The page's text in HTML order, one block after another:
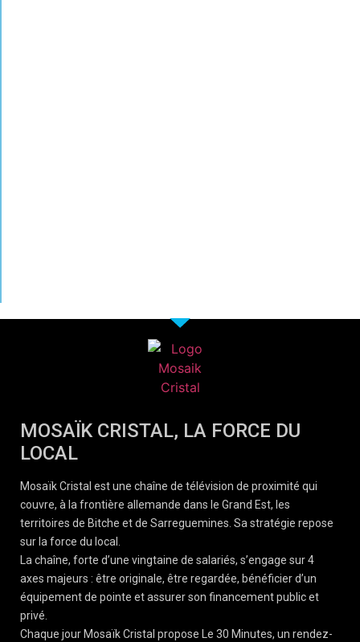
MOSAÏK CRISTAL, LA FORCE DU
LOCAL
Mosaïk Cristal est une chaîne de télévision de proximité qui
couvre, à la frontière allemande dans le Grand Est, les
territoires de Bitche et de Sarreguemines. Sa stratégie repose
sur la force du local.
La chaîne, forte d’une vingtaine de salariés, s’engage sur 4
axes majeurs : être originale, être regardée, bénéficier d’un
équipement de pointe et assurer son financement public et
privé.
Chaque jour Mosaïk Cristal propose Le 30 Minutes, un rendez-